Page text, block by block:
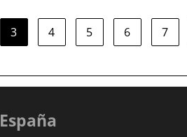
3 4 5 6 7
España